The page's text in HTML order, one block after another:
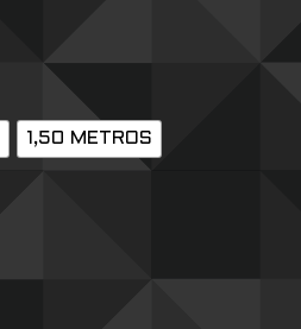
1,50 METROS